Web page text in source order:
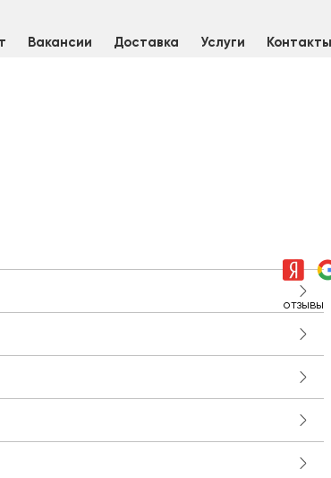
Вакансии Доставка Услуги Контакты
отзывы